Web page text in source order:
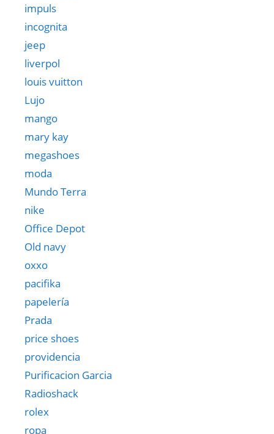
impuls
incognita
jeep
liverpol
louis vuitton
Lujo
mango
mary kay
megashoes
moda
Mundo Terra
nike
Office Depot
Old navy
oxxo
pacifika
papelería
Prada
price shoes
providencia
Purificacion Garcia
Radioshack
rolex
ropa